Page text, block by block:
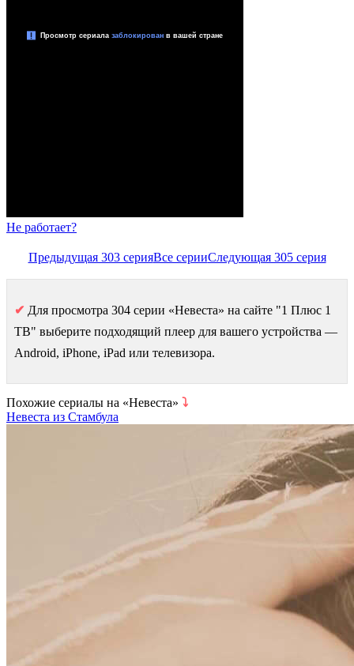
Не работает?
Предыдущая 303 серияВсе серииСледующая 305 серия
✔ Для просмотра 304 серии «Невеста» на сайте "1 Плюс 1
ТВ" выберите подходящий плеер для вашего устройства —
Android, iPhone, iPad или телевизора.
Похожие сериалы на «Невеста» ⤵
Невеста из Стамбула